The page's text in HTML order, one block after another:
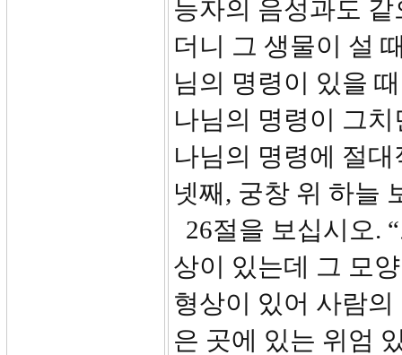
능자의 음성과도
더니 그 생물이 설
님의 명령이 있을
나님의 명령이 그
나님의 명령에 절
넷째, 궁창 위 하늘
26절을 보십시오.
상이 있는데 그 모
형상이 있어 사람
은 곳에 있는 위엄